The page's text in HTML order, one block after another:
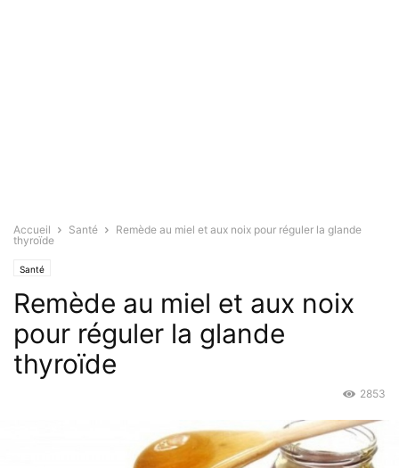
Accueil Santé
Remède au miel et aux noix pour réguler la glande
thyroïde
Santé
Remède au miel et aux noix
pour réguler la glande
thyroïde
2853